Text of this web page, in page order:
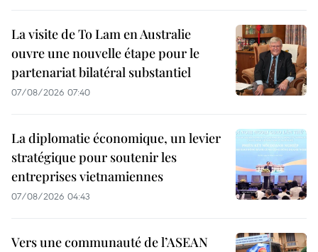
La visite de To Lam en Australie
ouvre une nouvelle étape pour le
partenariat bilatéral substantiel
07/08/2026 07:40
La diplomatie économique, un levier
stratégique pour soutenir les
entreprises vietnamiennes
07/08/2026 04:43
Vers une communauté de l’ASEAN